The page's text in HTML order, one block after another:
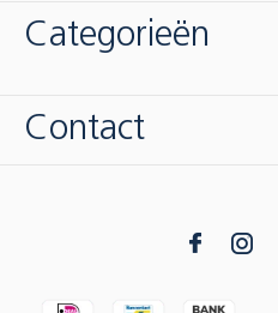
Categorieën
Contact